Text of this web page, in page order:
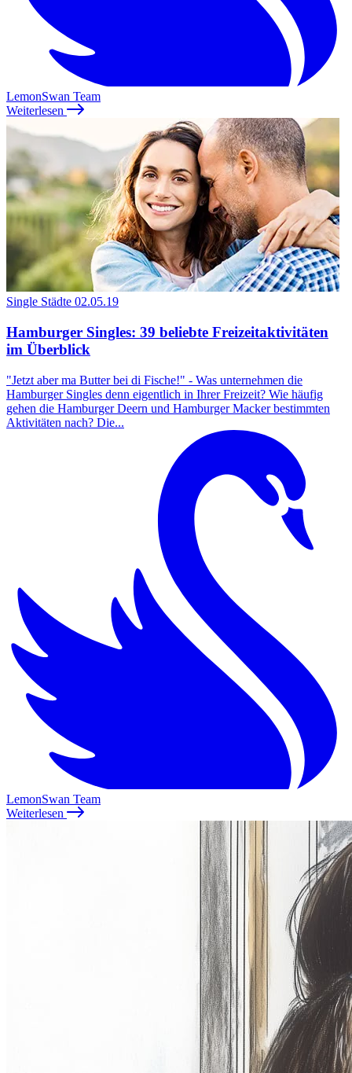
LemonSwan Team
Weiterlesen
Single Städte 02.05.19
Hamburger Singles: 39 beliebte Freizeitaktivitäten
im Überblick
"Jetzt aber ma Butter bei di Fische!" - Was unternehmen die
Hamburger Singles denn eigentlich in Ihrer Freizeit? Wie häufig
gehen die Hamburger Deern und Hamburger Macker bestimmten
Aktivitäten nach? Die...
LemonSwan Team
Weiterlesen